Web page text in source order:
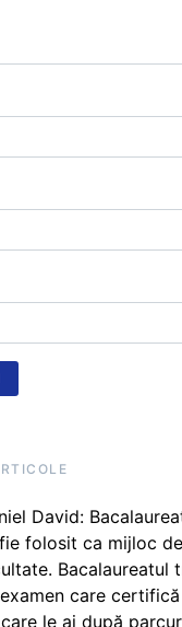
David:
folosit ca mijloc
Bacalaureatul
care
le ai după